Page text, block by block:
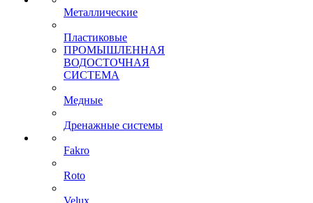
Металлические
Пластиковые
ПРОМЫШЛЕННАЯ
ВОДОСТОЧНАЯ
СИСТЕМА
Медные
Дренажные системы
Fakro
Roto
Velux